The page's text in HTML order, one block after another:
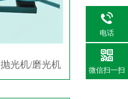
光机/磨光机
电话
微信扫一扫